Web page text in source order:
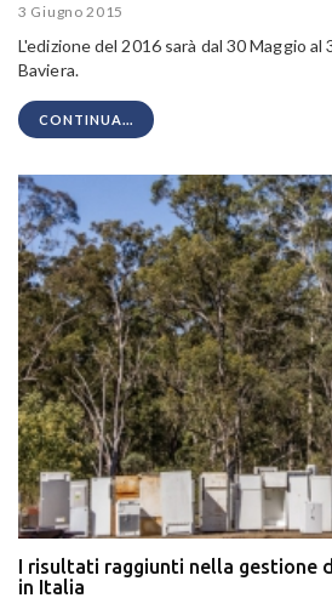
3 Giugno 2015
L'edizione del 2016 sarà dal 30 Maggio al
Baviera.
CONTINUA...
I risultati raggiunti nella gestione
in Italia